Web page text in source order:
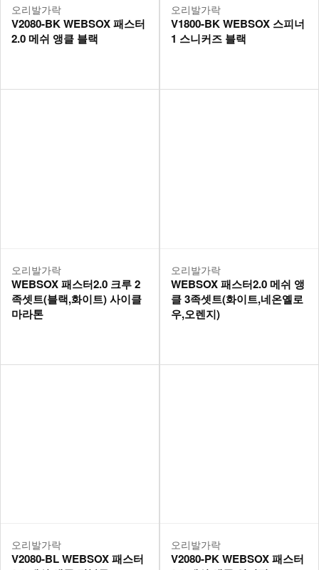
오리발가락
V2080-BK WEBSOX 패스터
2.0 메쉬 앵클 블랙
오리발가락
V1800-BK WEBSOX 스피너
1 스니커즈 블랙
오리발가락
WEBSOX 패스터2.0 크루 2
족셋트(블랙,화이트) 사이클
마라톤
오리발가락
WEBSOX 패스터2.0 메쉬 앵
클 3족셋트(화이트,네온옐로
우,오렌지)
오리발가락
V2080-BL WEBSOX 패스터
오리발가락
V2080-PK WEBSOX 패스터